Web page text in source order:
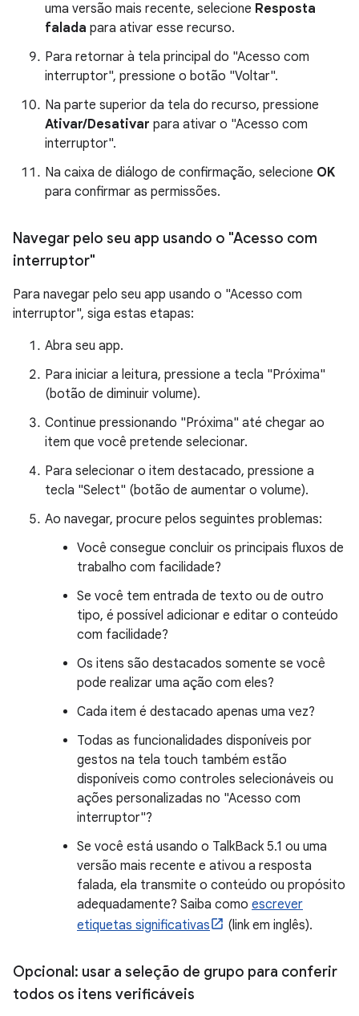
uma versão mais recente, selecione Resposta
falada para ativar esse recurso.
Para retornar à tela principal do "Acesso com
interruptor", pressione o botão "Voltar".
Na parte superior da tela do recurso, pressione
Ativar/Desativar para ativar o "Acesso com
interruptor".
Na caixa de diálogo de confirmação, selecione OK
para confirmar as permissões.
Navegar pelo seu app usando o "Acesso com
interruptor"
Para navegar pelo seu app usando o "Acesso com
interruptor", siga estas etapas:
Abra seu app.
Para iniciar a leitura, pressione a tecla "Próxima"
(botão de diminuir volume).
Continue pressionando "Próxima" até chegar ao
item que você pretende selecionar.
Para selecionar o item destacado, pressione a
tecla "Select" (botão de aumentar o volume).
Ao navegar, procure pelos seguintes problemas:
Você consegue concluir os principais fluxos de
trabalho com facilidade?
Se você tem entrada de texto ou de outro
tipo, é possível adicionar e editar o conteúdo
com facilidade?
Os itens são destacados somente se você
pode realizar uma ação com eles?
Cada item é destacado apenas uma vez?
Todas as funcionalidades disponíveis por
gestos na tela touch também estão
disponíveis como controles selecionáveis ou
ações personalizadas no "Acesso com
interruptor"?
Se você está usando o TalkBack 5.1 ou uma
versão mais recente e ativou a resposta
falada, ela transmite o conteúdo ou propósito
adequadamente? Saiba como escrever
etiquetas significativas
(link em inglês).
Opcional: usar a seleção de grupo para conferir
todos os itens verificáveis